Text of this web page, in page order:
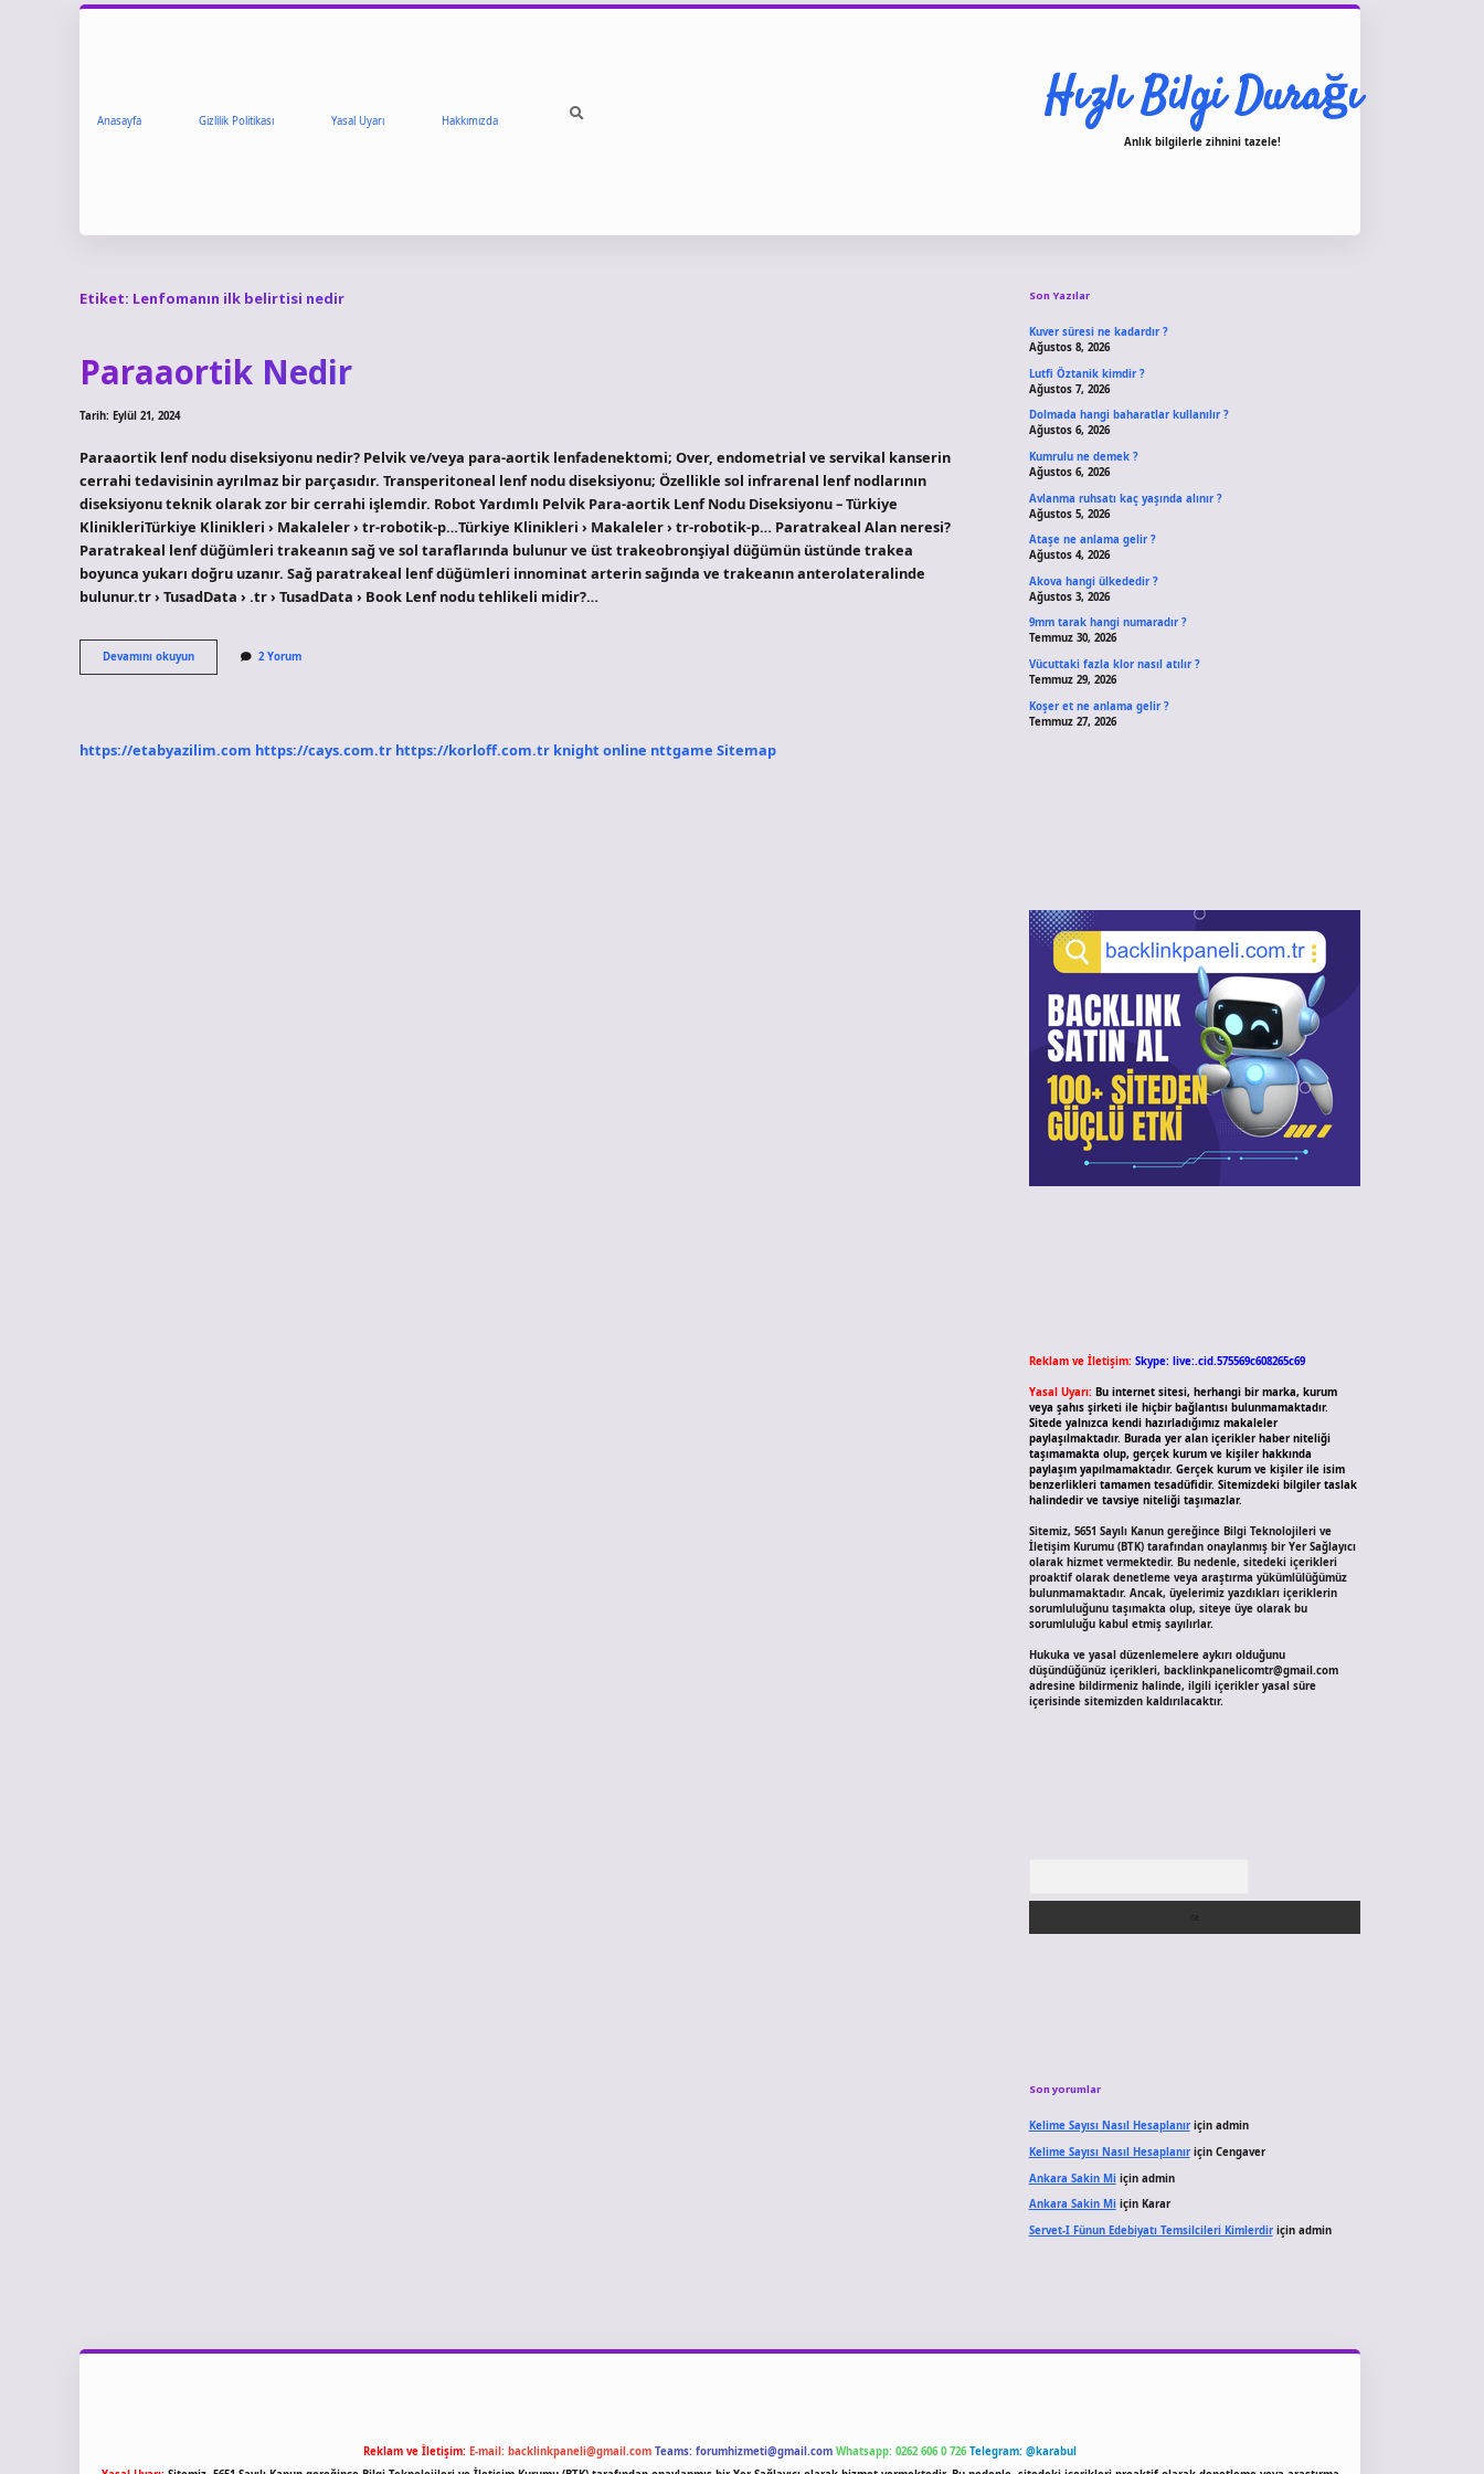
Anasayfa Gizlilik Politikası Yasal Uyarı Hakkımızda Hızlı Bilgi Durağı
Anlık bilgilerle zihnini tazele!
Etiket: Lenfomanın ilk belirtisi nedir
Paraaortik Nedir
Tarih: Eylül 21, 2024
Paraaortik lenf nodu diseksiyonu nedir? Pelvik ve/veya para-aortik lenfadenektomi; Over, endometrial ve servikal kanserin
cerrahi tedavisinin ayrılmaz bir parçasıdır. Transperitoneal lenf nodu diseksiyonu; Özellikle sol infrarenal lenf nodlarının
diseksiyonu teknik olarak zor bir cerrahi işlemdir. Robot Yardımlı Pelvik Para-aortik Lenf Nodu Diseksiyonu – Türkiye
KlinikleriTürkiye Klinikleri › Makaleler › tr-robotik-p…Türkiye Klinikleri › Makaleler › tr-robotik-p… Paratrakeal Alan neresi?
Paratrakeal lenf düğümleri trakeanın sağ ve sol taraflarında bulunur ve üst trakeobronşiyal düğümün üstünde trakea
boyunca yukarı doğru uzanır. Sağ paratrakeal lenf düğümleri innominat arterin sağında ve trakeanın anterolateralinde
bulunur.tr › TusadData › .tr › TusadData › Book Lenf nodu tehlikeli midir?…
Devamını okuyunParaaortik
Nedir
2 Yorum
https://etabyazilim.com https://cays.com.tr https://korloff.com.tr knight online nttgame Sitemap
Son Yazılar
Kuver süresi ne kadardır ?
Ağustos 8, 2026
Lutfi Öztanik kimdir ?
Ağustos 7, 2026
Dolmada hangi baharatlar kullanılır ?
Ağustos 6, 2026
Kumrulu ne demek ?
Ağustos 6, 2026
Avlanma ruhsatı kaç yaşında alınır ?
Ağustos 5, 2026
Ataşe ne anlama gelir ?
Ağustos 4, 2026
Akova hangi ülkededir ?
Ağustos 3, 2026
9mm tarak hangi numaradır ?
Temmuz 30, 2026
Vücuttaki fazla klor nasıl atılır ?
Temmuz 29, 2026
Koşer et ne anlama gelir ?
Temmuz 27, 2026
Reklam ve İletişim: Skype: live:.cid.575569c608265c69
Yasal Uyarı: Bu internet sitesi, herhangi bir marka, kurum
veya şahıs şirketi ile hiçbir bağlantısı bulunmamaktadır.
Sitede yalnızca kendi hazırladığımız makaleler
paylaşılmaktadır. Burada yer alan içerikler haber niteliği
taşımamakta olup, gerçek kurum ve kişiler hakkında
paylaşım yapılmamaktadır. Gerçek kurum ve kişiler ile isim
benzerlikleri tamamen tesadüfidir. Sitemizdeki bilgiler taslak
halindedir ve tavsiye niteliği taşımazlar.
Sitemiz, 5651 Sayılı Kanun gereğince Bilgi Teknolojileri ve
İletişim Kurumu (BTK) tarafından onaylanmış bir Yer Sağlayıcı
olarak hizmet vermektedir. Bu nedenle, sitedeki içerikleri
proaktif olarak denetleme veya araştırma yükümlülüğümüz
bulunmamaktadır. Ancak, üyelerimiz yazdıkları içeriklerin
sorumluluğunu taşımakta olup, siteye üye olarak bu
sorumluluğu kabul etmiş sayılırlar.
Hukuka ve yasal düzenlemelere aykırı olduğunu
düşündüğünüz içerikleri, backlinkpanelicomtr@gmail.com
adresine bildirmeniz halinde, ilgili içerikler yasal süre
içerisinde sitemizden kaldırılacaktır.
Son yorumlar
Kelime Sayısı Nasıl Hesaplanıriçin admin
Kelime Sayısı Nasıl Hesaplanıriçin Cengaver
Ankara Sakin Miiçin admin
Ankara Sakin Miiçin Karar
Servet-I Fünun Edebiyatı Temsilcileri Kimlerdiriçin admin
Reklam ve İletişim: E-mail: backlinkpaneli@gmail.com Teams: forumhizmeti@gmail.com Whatsapp: 0262 606 0 726 Telegram: @karabul